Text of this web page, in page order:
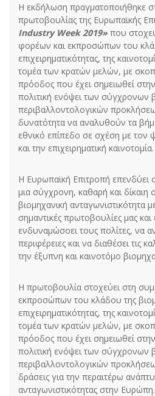
Η εκδήλωση πραγματοποιήθηκε
πρωτοβουλίας της Ευρωπαϊκής
Industry Week 2019» που
φορέων και εκπροσώπων του
επιχειρηματικότητας, της
τομέα των κρατών μελών, με
πρόοδος που έχει σημειωθεί
πολιτική ενόψει των σύγχρονων
περιβαλλοντολογικών
δυνατότητα να αναλυθούν τα
εθνικό επίπεδο σε σχέση με τον
και την επιχειρηματική καινοτομία.
Η Ευρωπαϊκή Επιτροπή επενδύει
μια σύγχρονη, καθαρή και δίκαιη
βιομηχανική ανταγωνιστικότητα
σημαντικές πρωτοβουλίες μας και
ενδυναμώσοει τους πολίτες, να
περιφέρειες και να διαθέσει τις
την έξυπνη και καινοτόμο
Η πρωτοβουλία στοχεύει στη
εκπροσώπων του κλάδου της
επιχειρηματικότητας, της
τομέα των κρατών μελών, με
πρόοδος που έχει σημειωθεί
πολιτική ενόψει των σύγχρονων
περιβαλλοντολογικών
δράσεις για την περαιτέρω
ανταγωνιστικότητας στην Ευρώπη.